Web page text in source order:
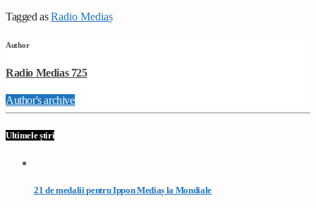
Tagged asRadio Mediaș
Author
Radio Medias 725
Author's archive
Ultimele știri
21 de medalii pentru Ippon Mediaș la Mondiale